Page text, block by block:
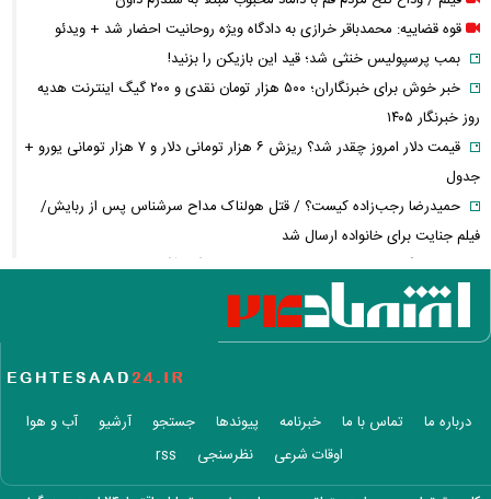
قوه قضاییه: محمدباقر خرازی به دادگاه ویژه روحانیت احضار شد + ویدئو
بمب پرسپولیس خنثی شد؛ قید این بازیکن را بزنید!
خبر خوش برای خبرنگاران؛ ۵۰۰ هزار تومان نقدی و ۲۰۰ گیگ اینترنت هدیه
روز خبرنگار ۱۴۰۵
قیمت دلار امروز چقدر شد؟ ریزش ۶ هزار تومانی دلار و ۷ هزار تومانی یورو +
جدول
حمیدرضا رجب‌زاده کیست؟ / قتل هولناک مداح سرشناس پس از ربایش/
فیلم جنایت برای خانواده ارسال شد
روز خبرنگار نمادی برای قدردانی از توسعه‌دهندگان آگاهی و شفافیت
شادمهر عقیلی بعد از ۲۸ سال «گل یاس» را دوباره خواند + ویدئو
آمار تکان‌دهنده مصرف تریاک در ایران؛ مردم این شهر رکورددار شدند!
مابه‌التفاوت حقوق بازنشستگان چه زمانی واریز می‌شود؟ تأمین اجتماعی
تکلیف را روشن کرد
آخرین خبر از ترمیم دستمزد کارگران؛ مذاکرات افزایش حقوق چه زمانی آغاز
درباره ما تماس با ما خبرنامه پیوندها جستجو آرشیو
آب و هوا
اوقات شرعی
نظرسنجی rss